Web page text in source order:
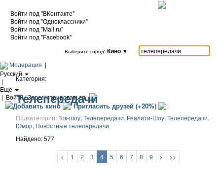
Войти под "ВКонтакте"
Войти под "Одноклассники"
Войти под "Mail.ru"
Войти под "Facebook"
Выберите город: Кино ▼
Модерация |
Русский
|
Еще
| Войти / Зарегистрироваться
Добавить кино Пригласить друзей (+20%)
Категория:
Телепередачи
Подкатегории:Ток-шоу, Телепередачи. Реалити-Шоу, Телепередачи.
Юмор, Новостные телепередачи
Найдено: 577
< 1 2 3 4 5 6 7 8 9 > >>